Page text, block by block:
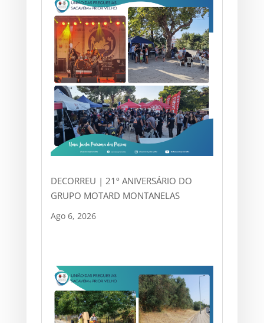
DECORREU | 21º ANIVERSÁRIO DO
GRUPO MOTARD MONTANELAS
Ago 6, 2026